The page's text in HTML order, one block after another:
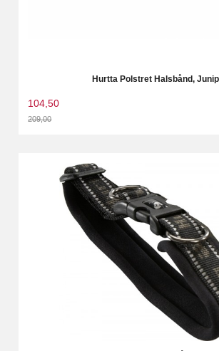
Hurtta Polstret Halsbånd,
104,50
209,00